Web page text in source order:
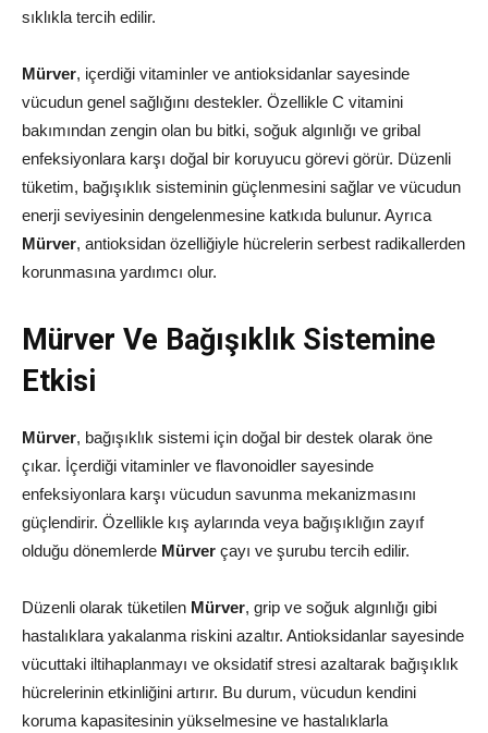
sıklıkla tercih edilir.
Mürver, içerdiği vitaminler ve antioksidanlar sayesinde
vücudun genel sağlığını destekler. Özellikle C vitamini
bakımından zengin olan bu bitki, soğuk algınlığı ve gribal
enfeksiyonlara karşı doğal bir koruyucu görevi görür. Düzenli
tüketim, bağışıklık sisteminin güçlenmesini sağlar ve vücudun
enerji seviyesinin dengelenmesine katkıda bulunur. Ayrıca
Mürver, antioksidan özelliğiyle hücrelerin serbest radikallerden
korunmasına yardımcı olur.
Mürver Ve Bağışıklık Sistemine
Etkisi
Mürver, bağışıklık sistemi için doğal bir destek olarak öne
çıkar. İçerdiği vitaminler ve flavonoidler sayesinde
enfeksiyonlara karşı vücudun savunma mekanizmasını
güçlendirir. Özellikle kış aylarında veya bağışıklığın zayıf
olduğu dönemlerde Mürver çayı ve şurubu tercih edilir.
Düzenli olarak tüketilen Mürver, grip ve soğuk algınlığı gibi
hastalıklara yakalanma riskini azaltır. Antioksidanlar sayesinde
vücuttaki iltihaplanmayı ve oksidatif stresi azaltarak bağışıklık
hücrelerinin etkinliğini artırır. Bu durum, vücudun kendini
koruma kapasitesinin yükselmesine ve hastalıklarla